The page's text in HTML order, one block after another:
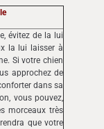
évitez de la lui
la lui laisser à
Si votre chien
approchez de
dans sa
vous pouvez,
morceaux très
que votre